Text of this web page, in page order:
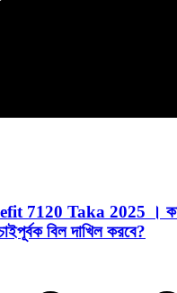
7120 Taka 2025 ।
বিল দাখিল করবে?